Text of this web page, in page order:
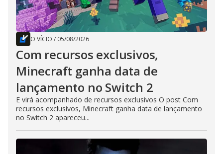
O VÍCIO / 05/08/2026
Com recursos exclusivos,
Minecraft ganha data de
lançamento no Switch 2
E virá acompanhado de recursos exclusivos O post Com
recursos exclusivos, Minecraft ganha data de lançamento
no Switch 2 apareceu...